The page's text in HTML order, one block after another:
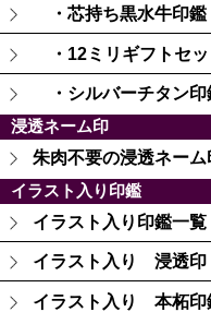
・芯持ち黒水牛印鑑
・12ミリギフトセッ
・シルバーチタン印
浸透ネーム印
朱肉不要の浸透ネーム
イラスト入り印鑑
イラスト入り印鑑一覧
イラスト入り 浸透印
イラスト入り 本柘印